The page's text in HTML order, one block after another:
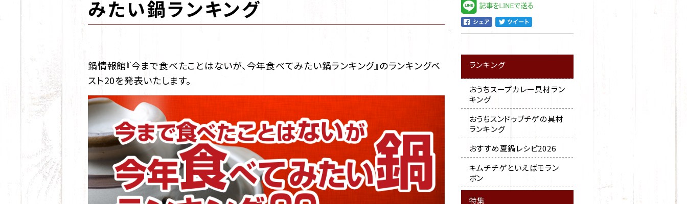
みたい鍋ランキング
鍋情報館『今まで食べたことはないが、今年食べてみたい鍋ランキング』のランキングベ
スト20を発表いたします。
ランキング
おうちスープカレー具材ラン
キング
おうちスンドゥブチゲの具材
ランキング
おすすめ夏鍋レシピ2026
キムチチゲといえばモラン
ボン
特集